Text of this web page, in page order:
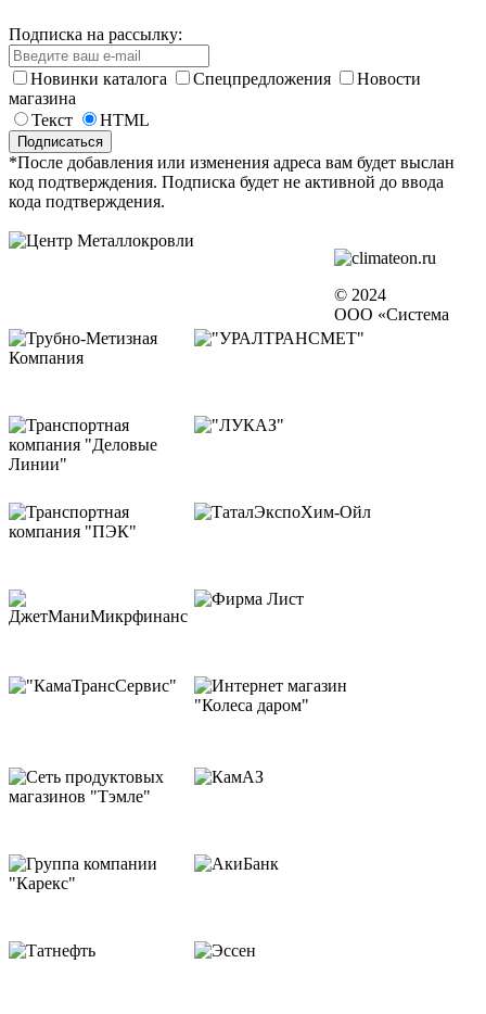
Подписка на рассылку:
Новинки каталога Спецпредложения
Новости
магазина
Текст
HTML
*После добавления или изменения адреса вам будет выслан
код подтверждения. Подписка будет не активной до ввода
кода подтверждения.
© 2024
ООО «Система